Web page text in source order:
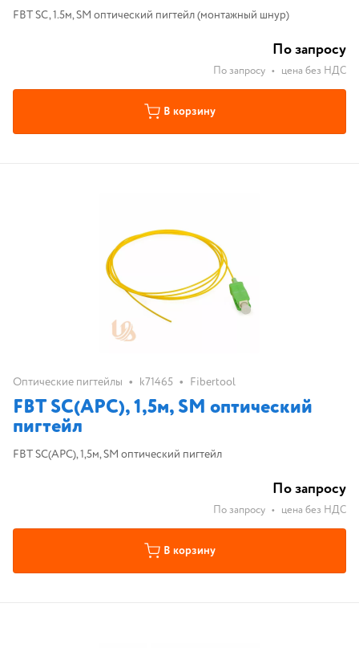
FBT SC, 1.5м, SM оптический пигтейл (монтажный шнур)
По запросу
По запросу • цена без НДС
В корзину
Оптические пигтейлы • k71465 • Fibertool
FBT SC(APC), 1,5м, SM оптический
пигтейл
FBT SC(APC), 1,5м, SM оптический пигтейл
По запросу
По запросу • цена без НДС
В корзину